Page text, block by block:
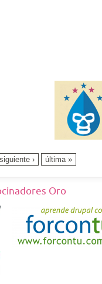
siguiente › última »
Oro